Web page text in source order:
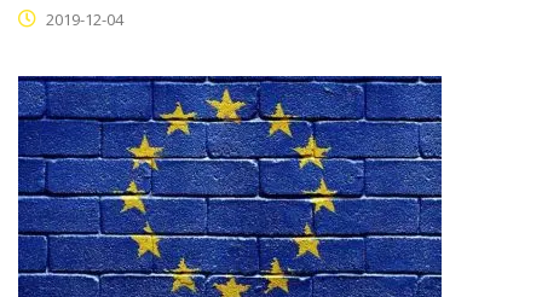
2019-12-04